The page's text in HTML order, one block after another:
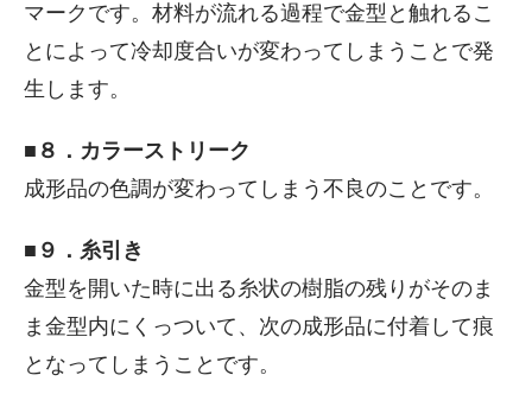
マークです。材料が流れる過程で金型と触れるこ
とによって冷却度合いが変わってしまうことで発
生します。
■８．カラーストリーク
成形品の色調が変わってしまう不良のことです。
■９．糸引き
金型を開いた時に出る糸状の樹脂の残りがそのま
ま金型内にくっついて、次の成形品に付着して痕
となってしまうことです。